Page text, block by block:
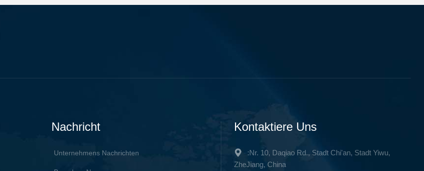
Nachricht
Unternehmens Nachrichten
Kontaktiere Uns
:Nr. 10, Daqiao Rd., Stadt Chi'an, Stadt Yiwu,
ZheJiang, China